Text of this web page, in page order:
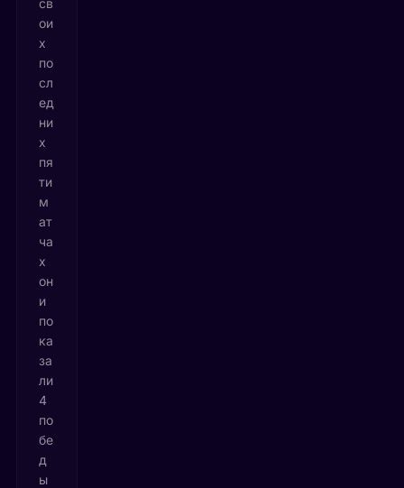
св
ои
х
по
сл
ед
ни
х
пя
ти
м
ат
ча
х
он
и
по
ка
за
ли
4
по
бе
д
ы